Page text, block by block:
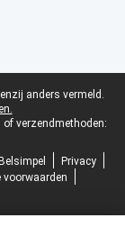
anders vermeld.
of verzendmethoden:
Privacy
voorwaarden